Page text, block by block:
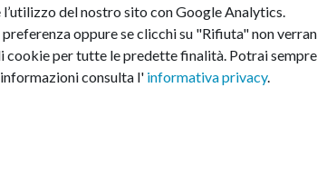
del nostro sito con Google Analytics.
preferenza oppure se clicchi su "Rifiuta" non
cookie per tutte le predette finalità. Potrai
consulta l' informativa privacy.
annuale